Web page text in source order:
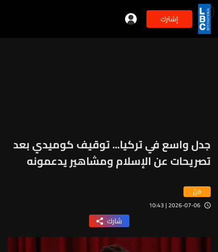
إشترك 2min
جدل واسع في تركيا... توقيف كوميدي بعد
تصريحات عن الإسلام ومشاهير يدعمونه
فنّ
2026-07-06 | 10:43
شارك